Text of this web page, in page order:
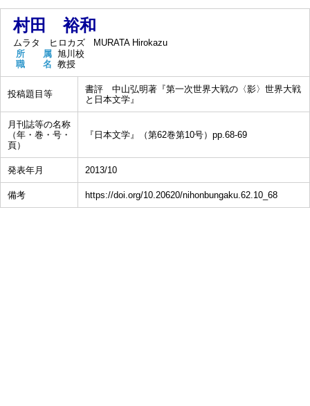
村田 裕和
ムラタ ヒロカズ
MURATA Hirokazu
所 属 旭川校
職 名 教授
投稿題目等
書評 中山弘明著『第一次世界大戦の〈影〉世界大戦
と日本文学』
月刊誌等の名称
（年・巻・号・
頁）
『日本文学』（第62巻第10号）pp.68-69
発表年月 2013/10
備考 https://doi.org/10.20620/nihonbungaku.62.10_68